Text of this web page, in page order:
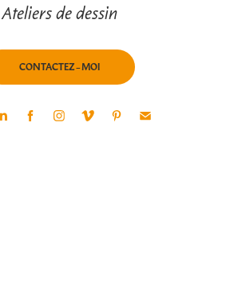
Ateliers de dessin
CONTACTEZ-MOI